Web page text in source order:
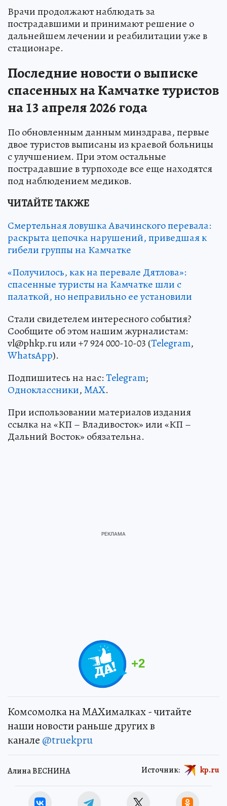
Врачи продолжают наблюдать за
пострадавшими и принимают решение о
дальнейшем лечении и реабилитации уже в
стационаре.
Последние новости о выписке
спасенных на Камчатке туристов
на 13 апреля 2026 года
По обновленным данным минздрава, первые
двое туристов выписаны из краевой больницы
с улучшением. При этом остальные
пострадавшие в турпоходе все еще находятся
под наблюдением медиков.
ЧИТАЙТЕ ТАКЖЕ
Смертельная ловушка Авачинского перевала:
раскрыта цепочка нарушений, приведшая к
гибели группы на Камчатке
«Получилось, как на перевале Дятлова»:
спасенные туристы на Камчатке шли с
палаткой, но неправильно ее установили
Стали свидетелем интересного события?
Сообщите об этом нашим журналистам:
vl@phkp.ru или +7 924 000-10-03 (Telegram,
WhatsApp).
Подпишитесь на нас:Telegram;
Одноклассники,MAX.
При использовании материалов издания
ссылка на «КП – Владивосток» или «КП –
Дальний Восток» обязательна.
+2
Комсомолка на MAXималках - читайте
наши новости раньше других в
канале @truekpru
Алина ВЕСНИНА Источник: kp.ru